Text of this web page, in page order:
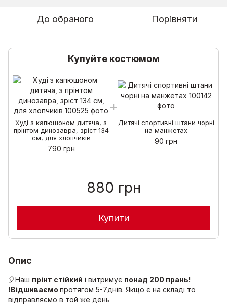
До обраного Порівняти
Купуйте костюмом
Худі з капюшоном дитяча, з
прінтом динозавра, зріст 134
см, для хлопчиків
790 грн
Дитячі спортивні штани чорні
на манжетах
90 грн
880 грн
Купити
Опис
🎈Наш прінт стійкий і витримує понад 200 прань!
❗️Відшиваємо протягом 5-7днів. Якщо є на складі то
відправляємо в той же день